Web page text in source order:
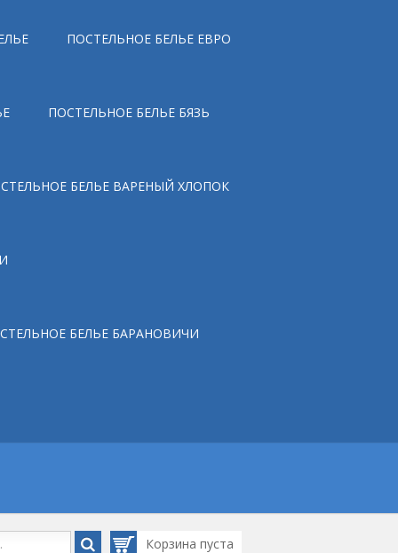
ПОСТЕЛЬНОЕ БЕЛЬЕ ЕВРО
ПОСТЕЛЬНОЕ БЕЛЬЕ БЯЗЬ
БЕЛЬЕ ВАРЕНЫЙ ХЛОПОК
БЕЛЬЕ БАРАНОВИЧИ
Корзинапуста